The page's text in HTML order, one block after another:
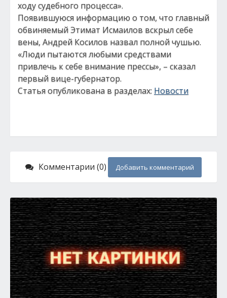
ходу судебного процесса».
Появившуюся информацию о том, что главный
обвиняемый Этимат Исмаилов вскрыл себе
вены, Андрей Косилов назвал полной чушью.
«Люди пытаются любыми средствами
привлечь к себе внимание прессы», – сказал
первый вице-губернатор.
Статья опубликована в разделах: Новости
Комментарии (0) Добавить комментарий